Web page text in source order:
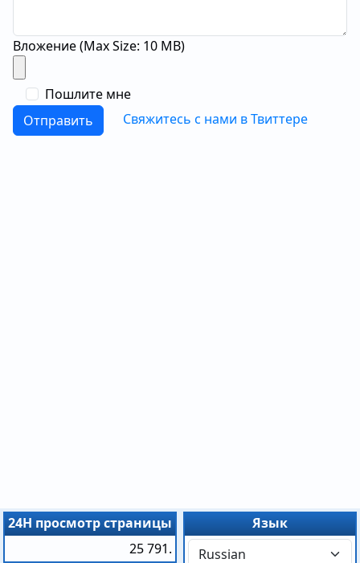
Вложение(Max Size: 10 MB)
Пошлите мне
Свяжитесь с нами в Твиттере
24H просмотр страницы
25 791.
Язык